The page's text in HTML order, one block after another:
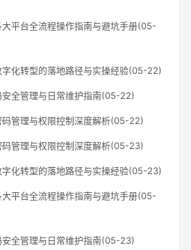
大平台全流程操作指南与避坑手册(05-
字化转型的落地路径与实操经验(05-22)
安全管理与日常维护指南(05-22)
码管理与权限控制深度解析(05-22)
码管理与权限控制深度解析(05-23)
字化转型的落地路径与实操经验(05-23)
大平台全流程操作指南与避坑手册(05-
安全管理与日常维护指南(05-23)